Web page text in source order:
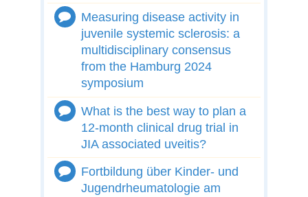
Measuring disease activity in
juvenile systemic sclerosis: a
multidisciplinary consensus
from the Hamburg 2024
symposium
What is the best way to plan a
12-month clinical drug trial in
JIA associated uveitis?
Fortbildung über Kinder- und
Jugendrheumatologie am